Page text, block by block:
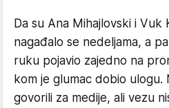
Da su Ana Mihajlovski i Vuk
nagađalo se nedeljama, a
ruku pojavio zajedno na
kom je glumac dobio ulogu.
govorili za medije, ali vezu